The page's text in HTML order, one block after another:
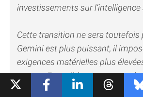
investissements sur l’intelligence
Cette transition ne sera toutefois
Gemini est plus puissant, il
exigences matérielles plus
encore disponible partout avec
fonctionnalités. Les prochaines